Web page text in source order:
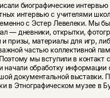
биографические
интервью с учителями
с Эстер Левелеки. Мы
— дневники, открытки,
призы, материалы для игр,
частью коллективной
мы вступили в
начали обработку информации
документальной выставки.
в Этногра­фическом музее в